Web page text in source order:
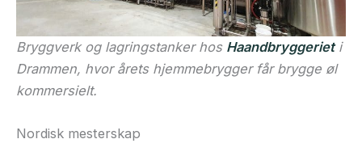
Bryggverk og lagringstanker hos Haandbryggerieti
Drammen, hvor årets hjemmebrygger får brygge øl
kommersielt.
Nordisk mesterskap